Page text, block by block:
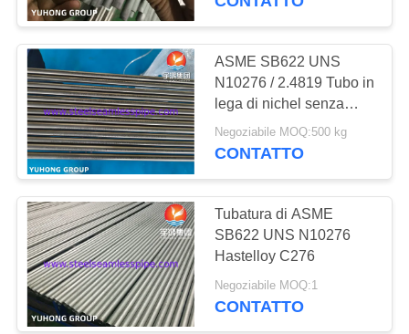
DI
QUALITÀ
CONTATTICI
RICHIEDA
UNA
CITAZIONE
COMPANY
NEWS
ASME SB622 UNS
N10276 / 2.4819 Tubo in
lega di nichel senza
cuciture Hastelloy C276
Negoziabile MOQ:500 kg
CONTATTO
Tubatura di ASME
SB622 UNS N10276
Hastelloy C276
Negoziabile MOQ:1
CONTATTO